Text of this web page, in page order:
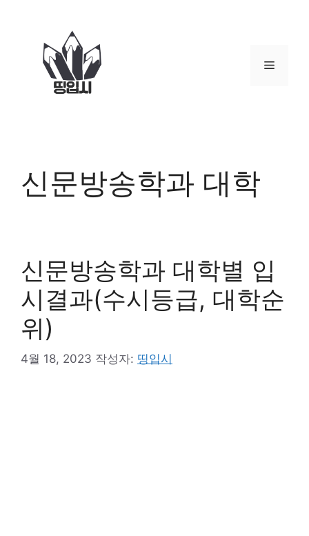
메
신문방송학과 대학
신문방송학과 대학별 입
시결과(수시등급, 대학순
위)
4월 18, 2023 작성자: 띵입시